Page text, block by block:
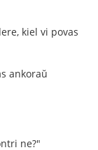
kiel vi povas
ankoraŭ
ne?"